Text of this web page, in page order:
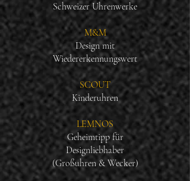
Schweizer Uhrenwerke
M&M
Design mit
Wiedererkennungswert
SCOUT
Kinderuhren
LEMNOS
Geheimtipp für
Designliebhaber
(Großuhren & Wecker)